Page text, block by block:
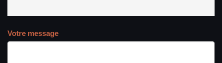
Votre message